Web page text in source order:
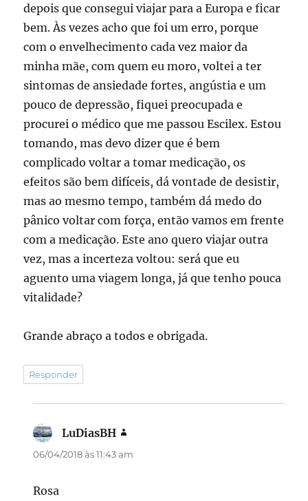
depois que consegui viajar para a Europa e ficar
bem. Às vezes acho que foi um erro, porque
com o envelhecimento cada vez maior da
minha mãe, com quem eu moro, voltei a ter
sintomas de ansiedade fortes, angústia e um
pouco de depressão, fiquei preocupada e
procurei o médico que me passou Escilex. Estou
tomando, mas devo dizer que é bem
complicado voltar a tomar medicação, os
efeitos são bem difíceis, dá vontade de desistir,
mas ao mesmo tempo, também dá medo do
pânico voltar com força, então vamos em frente
com a medicação. Este ano quero viajar outra
vez, mas a incerteza voltou: será que eu
aguento uma viagem longa, já que tenho pouca
vitalidade?
Grande abraço a todos e obrigada.
Responder
LuDiasBH
06/04/2018 às 11:43 am
Rosa